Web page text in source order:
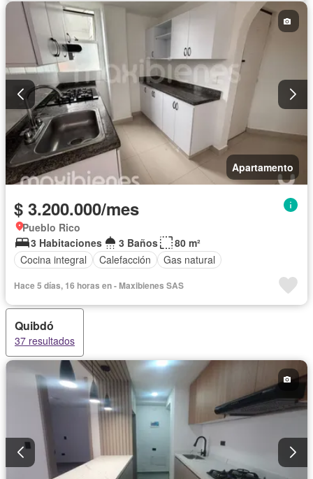
Apartamento
$ 3.200.000/mes
Pueblo Rico
3 Habitaciones
3 Baños
80 m²
Cocina integral
Calefacción Gas natural
Hace 5 días, 16 horas en - Maxibienes SAS
Quibdó
37 resultados